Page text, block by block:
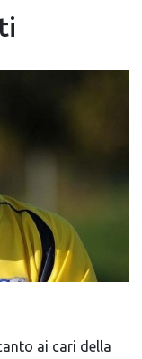
ai cari della